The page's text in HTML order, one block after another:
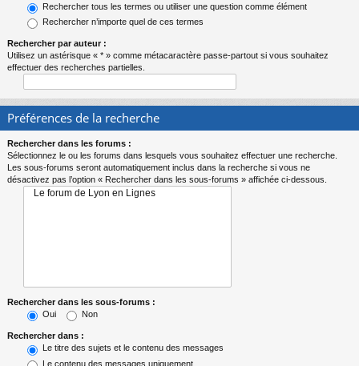
Rechercher tous les termes ou utiliser une question comme élément
Rechercher n’importe quel de ces termes
Rechercher par auteur :
Utilisez un astérisque « * » comme métacaractère passe-partout si vous souhaitez
effectuer des recherches partielles.
Préférences de la recherche
Rechercher dans les forums :
Sélectionnez le ou les forums dans lesquels vous souhaitez effectuer une recherche.
Les sous-forums seront automatiquement inclus dans la recherche si vous ne
désactivez pas l’option « Rechercher dans les sous-forums » affichée ci-dessous.
Rechercher dans les sous-forums :
Oui
Non
Rechercher dans :
Le titre des sujets et le contenu des messages
Le contenu des messages uniquement